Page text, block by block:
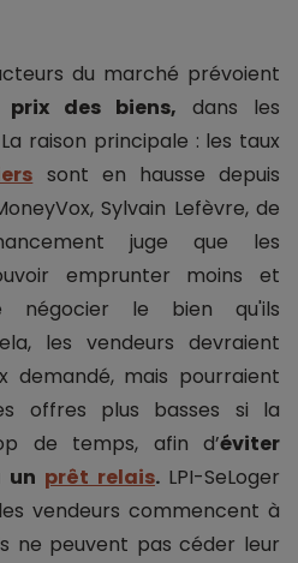
du marché prévoient
des biens, dans les
raison principale : les taux
sont en hausse depuis
Sylvain Lefèvre, de
juge que les
emprunter moins et
négocier le bien qu'ils
les vendeurs devraient
demandé, mais pourraient
offres plus basses si la
de temps, afin d’éviter
un prêt relais. LPI-SeLoger
vendeurs commencent à
ne peuvent pas céder leur